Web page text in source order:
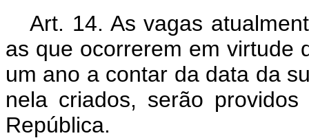
Art. 14. As vagas
as que ocorrerem em virtude
um ano a contar da data da
nela criados, serão
República.